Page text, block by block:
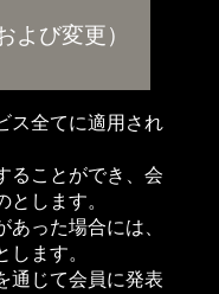
よび変更）
ス全てに適用され
ることができ、会
します。
った場合には、
ます。
通じて会員に発表